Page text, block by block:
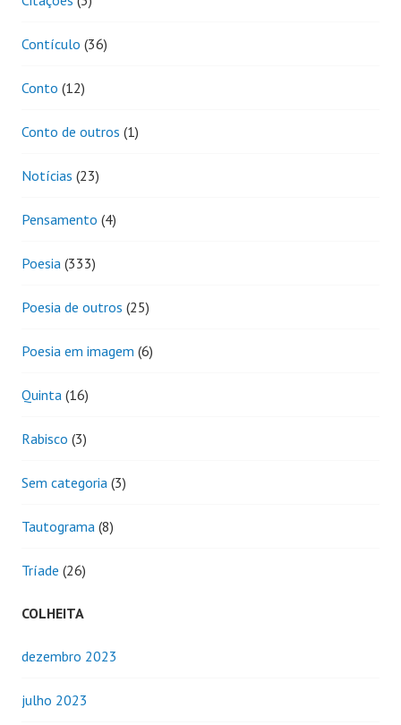
Contículo (36)
Conto (12)
Conto de outros (1)
Notícias (23)
Pensamento (4)
Poesia (333)
Poesia de outros (25)
Poesia em imagem (6)
Quinta (16)
Rabisco (3)
Sem categoria (3)
Tautograma (8)
Tríade (26)
COLHEITA
dezembro 2023
julho 2023